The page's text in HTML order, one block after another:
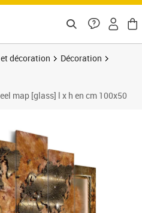
décoration
Décoration
map [glass] l x h en cm 100x50